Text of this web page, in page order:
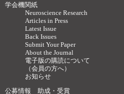
学会機関紙
Neuroscience Research
Articles in Press
Latest Issue
Back Issues
Submit Your Paper
About the Journal
電子版の購読について
（会員の方へ）
お知らせ
公募情報 助成・受賞